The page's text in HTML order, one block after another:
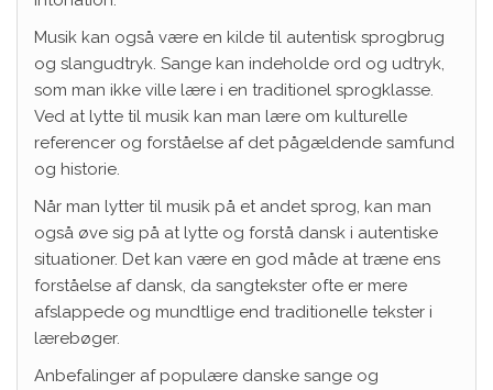
Musik kan også være en kilde til autentisk sprogbrug
og slangudtryk. Sange kan indeholde ord og udtryk,
som man ikke ville lære i en traditionel sprogklasse.
Ved at lytte til musik kan man lære om kulturelle
referencer og forståelse af det pågældende samfund
og historie.
Når man lytter til musik på et andet sprog, kan man
også øve sig på at lytte og forstå dansk i autentiske
situationer. Det kan være en god måde at træne ens
forståelse af dansk, da sangtekster ofte er mere
afslappede og mundtlige end traditionelle tekster i
lærebøger.
Anbefalinger af populære danske sange og